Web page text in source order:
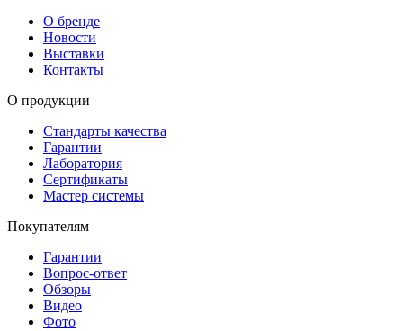
О бренде
Новости
Выставки
Контакты
О продукции
Стандарты качества
Гарантии
Лаборатория
Сертификаты
Мастер системы
Покупателям
Гарантии
Вопрос-ответ
Обзоры
Видео
Фото